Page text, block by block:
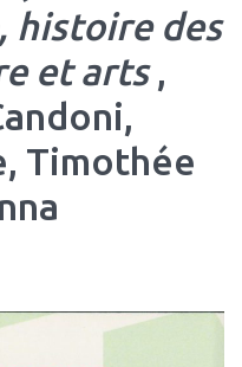
histoire des
et arts,
Timothée